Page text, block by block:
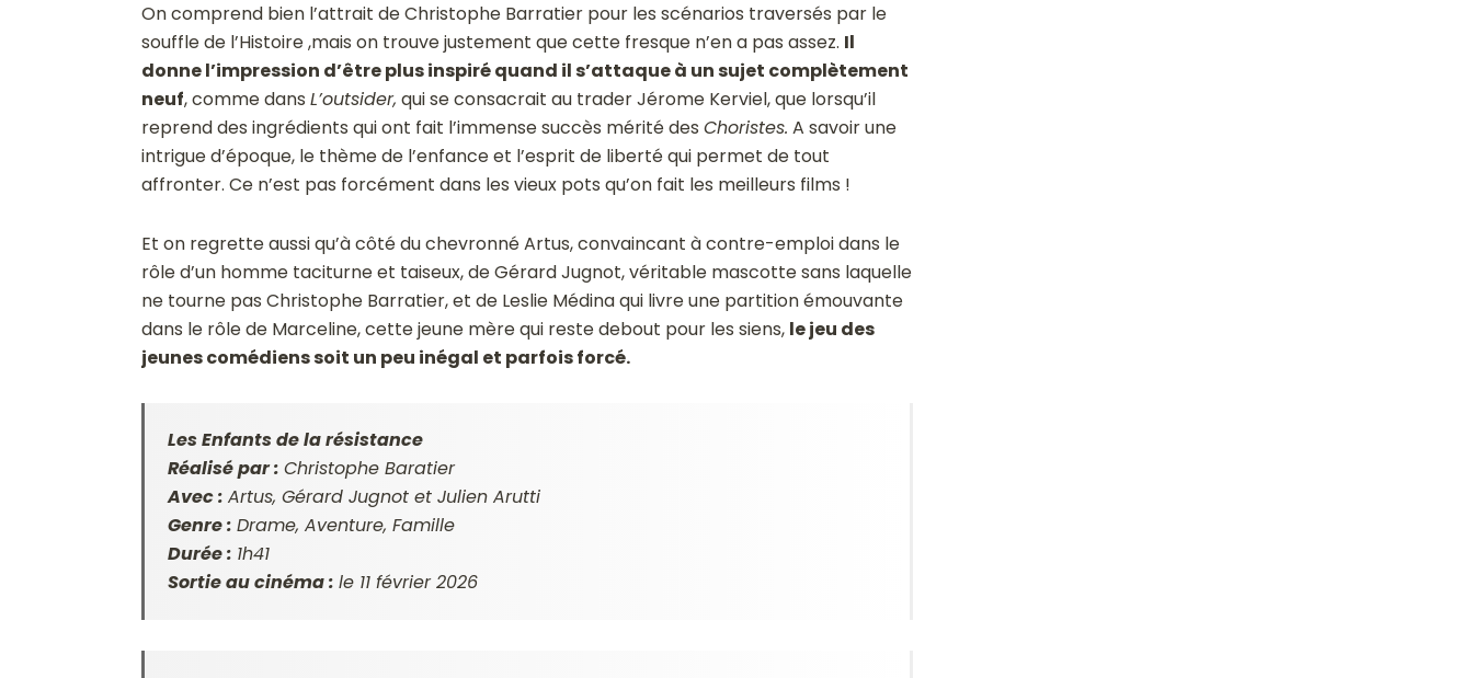
On comprend bien l’attrait de Christophe Barratier pour les scénarios traversés par le
souffle de l’Histoire ,mais on trouve justement que cette fresque n’en a pas assez. Il
donne l’impression d’être plus inspiré quand il s’attaque à un sujet complètement
neuf, comme dans L’outsider, qui se consacrait au trader Jérome Kerviel, que lorsqu’il
reprend des ingrédients qui ont fait l’immense succès mérité des Choristes. A savoir une
intrigue d’époque, le thème de l’enfance et l’esprit de liberté qui permet de tout
affronter. Ce n’est pas forcément dans les vieux pots qu’on fait les meilleurs films !
Et on regrette aussi qu’à côté du chevronné Artus, convaincant à contre-emploi dans le
rôle d’un homme taciturne et taiseux, de Gérard Jugnot, véritable mascotte sans laquelle
ne tourne pas Christophe Barratier, et de Leslie Médina qui livre une partition émouvante
dans le rôle de Marceline, cette jeune mère qui reste debout pour les siens, le jeu des
jeunes comédiens soit un peu inégal et parfois forcé.
Les Enfants de la résistance
Réalisé par : Christophe Baratier
Avec : Artus, Gérard Jugnot et Julien Arutti
Genre : Drame, Aventure, Famille
Durée : 1h41
Sortie au cinéma : le 11 février 2026